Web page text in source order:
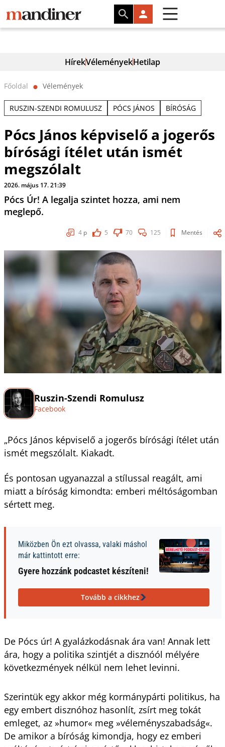
HírekVéleményekHetilap
Főoldal ⬤ Vélemények
RUSZIN-SZENDI ROMULUSZ PÓCS JÁNOS BÍRÓSÁG
Pócs János képviselő a jogerős
bírósági ítélet után ismét
megszólalt
2026. május 17. 21:39
Pócs Úr! A legalja szintet hozza, ami nem
meglepő.
4 p 5 70 125 Mentés
Ruszin-Szendi Romulusz
Facebook
„Pócs János képviselő a jogerős bírósági ítélet után
ismét megszólalt. Kiakadt.
És pontosan ugyanazzal a stílussal reagált, ami
miatt a bíróság kimondta: emberi méltóságomban
sértett meg.
Miközben Ön ezt olvassa, valaki máshol
már kattintott erre:
Gyere hozzánk podcastet készíteni!
Tovább a cikkhez
De Pócs úr! A gyalázkodásnak ára van! Annak lett
ára, hogy a politika szintjét a disznóól mélyére
következmények nélkül nem lehet levinni.
Szerintük egy akkor még kormánypárti politikus, ha
egy embert disznóhoz hasonlít, zsírt meg tokát
emleget, az »humor« meg »véleményszabadság«.
De amikor a bíróság kimondja, hogy ez emberi